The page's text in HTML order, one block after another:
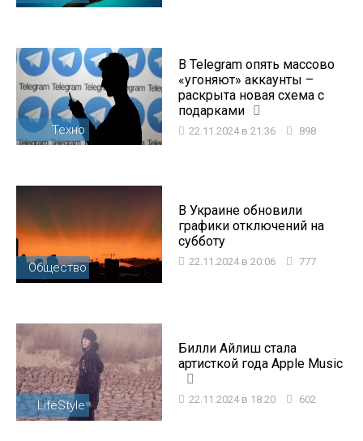
Техно
В Telegram опять массово
«угоняют» аккаунты –
раскрыта новая схема с
подарками
22.11.2024 в 21:36 898
Общество
В Украине обновили
графики отключений на
субботу
22.11.2024 в 20:06 777
LifeStyle
Билли Айлиш стала
артисткой года Apple Music
22.11.2024 в 18:20 602